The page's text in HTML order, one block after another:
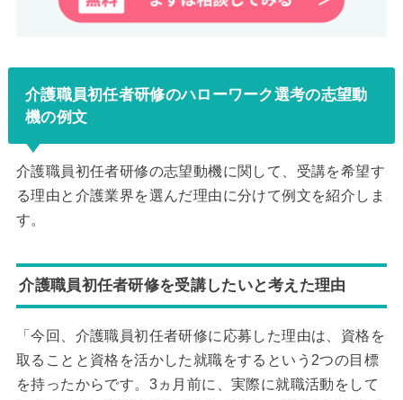
介護職員初任者研修のハローワーク選考の志望動
機の例文
介護職員初任者研修の志望動機に関して、受講を希望す
る理由と介護業界を選んだ理由に分けて例文を紹介しま
す。
介護職員初任者研修を受講したいと考えた理由
「今回、介護職員初任者研修に応募した理由は、資格を
取ることと資格を活かした就職をするという2つの目標
を持ったからです。3ヵ月前に、実際に就職活動をして